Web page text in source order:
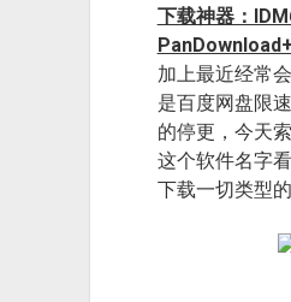
下载神器：
加上最近经常
是百度网盘限
的停更，今天
这个软件名字
下载一切类型